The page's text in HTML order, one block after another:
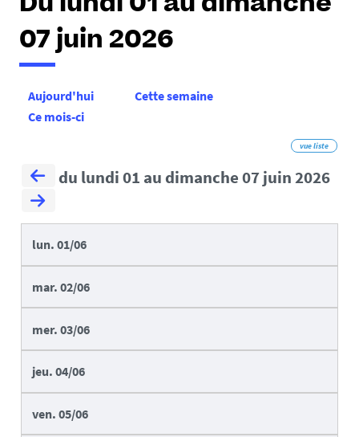
Du lundi 01 au dimanche
07 juin 2026
Aujourd'hui
Cette semaine
Ce mois-ci
vue liste
du lundi 01 au dimanche 07 juin 2026
lun. 01/06
mar. 02/06
mer. 03/06
jeu. 04/06
ven. 05/06